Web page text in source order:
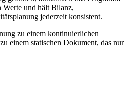
Werte und hält Bilanz,
jederzeit konsistent.
zu einem kontinuierlichen
einem statischen Dokument, das nur